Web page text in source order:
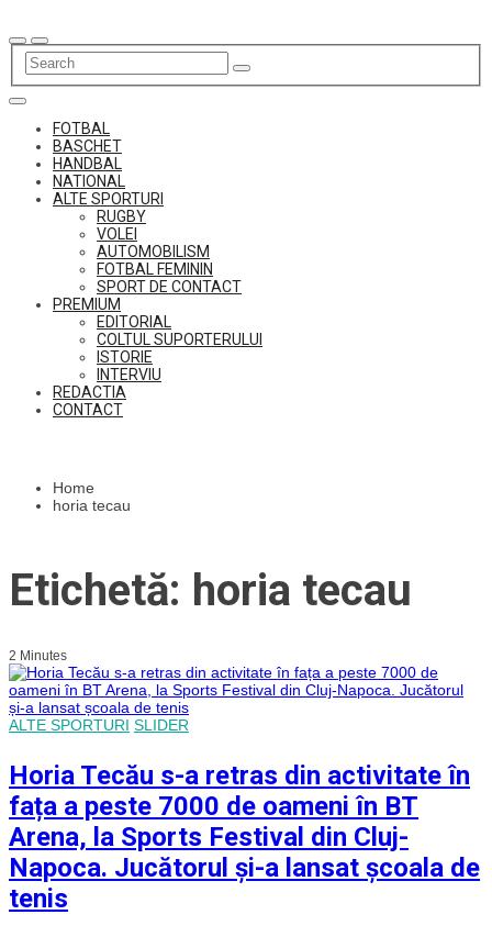
to
content
FOTBAL
BASCHET
HANDBAL
NATIONAL
ALTE SPORTURI
RUGBY
VOLEI
AUTOMOBILISM
FOTBAL FEMININ
SPORT DE CONTACT
PREMIUM
EDITORIAL
COLTUL SUPORTERULUI
ISTORIE
INTERVIU
REDACTIA
CONTACT
Home
horia tecau
Etichetă: horia tecau
2 Minutes
ALTE SPORTURI SLIDER
Horia Tecău s-a retras din activitate în
fața a peste 7000 de oameni în BT
Arena, la Sports Festival din Cluj-
Napoca. Jucătorul și-a lansat școala de
tenis